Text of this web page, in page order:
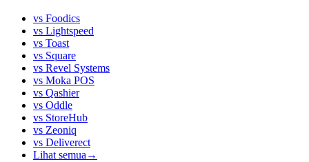
vs Foodics
vs Lightspeed
vs Toast
vs Square
vs Revel Systems
vs Moka POS
vs Qashier
vs Oddle
vs StoreHub
vs Zeoniq
vs Deliverect
Lihat semua →